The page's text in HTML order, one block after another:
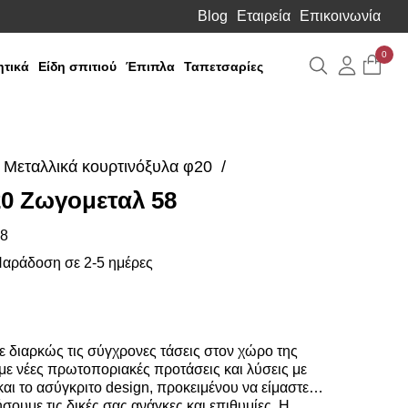
Blog Εταιρεία Επικοινωνία
Είδη σπιτιού Έπιπλα Ταπετσαρίες Αναζήτηση
0
Μεταλλικά κουρτινόξυλα φ20
Ζωγομεταλ 58
σε 2-5 ημέρες
τις σύγχρονες τάσεις στον χώρο της
νέες πρωτοποριακές προτάσεις και λύσεις με
το ασύγκριτο design, προκειμένου να είμαστε